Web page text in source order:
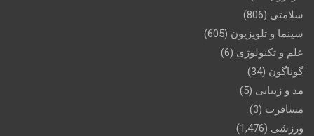
سلامتی (806)
سینما و تلویزیون (605)
علم و تکنولوژی (6)
گوناگون (34)
مد و زیبایی (5)
مسافرت (3)
ورزشی (1,476)